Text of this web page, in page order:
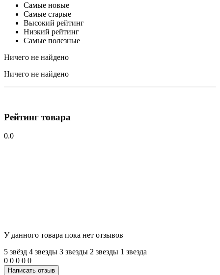
Самые новые
Самые старые
Высокий рейтинг
Низкий рейтинг
Самые полезные
Ничего не найдено
Ничего не найдено
Рейтинг товара
0.0
У данного товара пока нет отзывов
5 звёзд 4 звeзды 3 звeзды 2 звeзды 1 звeзда
0 0 0 0 0
Написать отзыв